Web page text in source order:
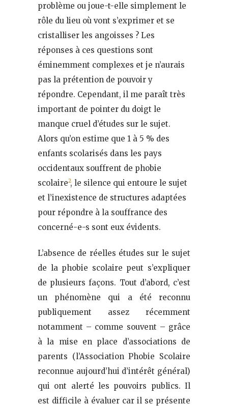
problème ou joue-t-elle simplement le
rôle du lieu où vont s’exprimer et se
cristalliser les angoisses ? Les
réponses à ces questions sont
éminemment complexes et je n’aurais
pas la prétention de pouvoir y
répondre. Cependant, il me paraît très
important de pointer du doigt le
manque cruel d’études sur le sujet.
Alors qu’on estime que 1 à 5 % des
enfants scolarisés dans les pays
occidentaux souffrent de phobie
scolaire², le silence qui entoure le sujet
et l’inexistence de structures adaptées
pour répondre à la souffrance des
concerné-e-s sont eux évidents.
L’absence de réelles études sur le sujet
de la phobie scolaire peut s’expliquer
de plusieurs façons. Tout d’abord, c’est
un phénomène qui a été reconnu
publiquement assez récemment
notamment – comme souvent – grâce
à la mise en place d’associations de
parents (l’Association Phobie Scolaire
reconnue aujourd’hui d’intérêt général)
qui ont alerté les pouvoirs publics. Il
est difficile à évaluer car il se présente